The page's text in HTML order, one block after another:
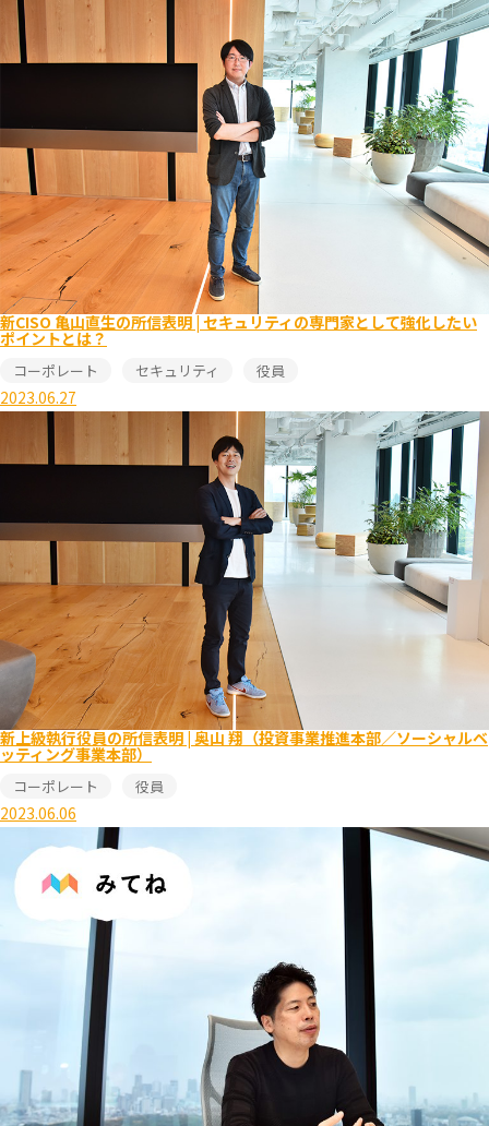
新CISO 亀山直生の所信表明 | セキュリティの専門家として強化したい
ポイントとは？
コーポレート セキュリティ 役員
2023.06.27
新上級執行役員の所信表明 | 奥山 翔（投資事業推進本部／ソーシャルベ
ッティング事業本部）
コーポレート 役員
2023.06.06